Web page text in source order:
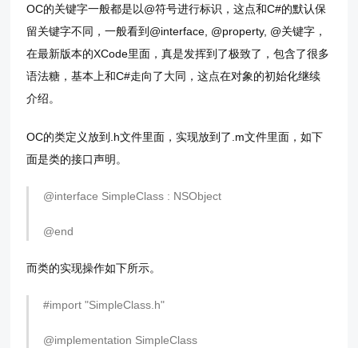
OC的关键字一般都是以@符号进行标识，这点和C#的默认保
留关键字不同，一般看到@interface, @property, @关键字，
在最新版本的XCode里面，真是发挥到了极致了，包含了很多
语法糖，基本上和C#走向了大同，这点在对象的初始化继续
介绍。
OC的类定义放到.h文件里面，实现放到了.m文件里面，如下
面是类的接口声明。
@interface SimpleClass : NSObject
@end
而类的实现操作如下所示。
#import "SimpleClass.h"
@implementation SimpleClass